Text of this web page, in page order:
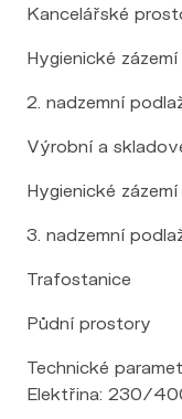
Kancelářské
Hygienické zázemí
2. nadzemní
Výrobní a
Hygienické zázemí
3. nadzemní
Trafostanice
Půdní prostory
Technické
Elektřina: 230/